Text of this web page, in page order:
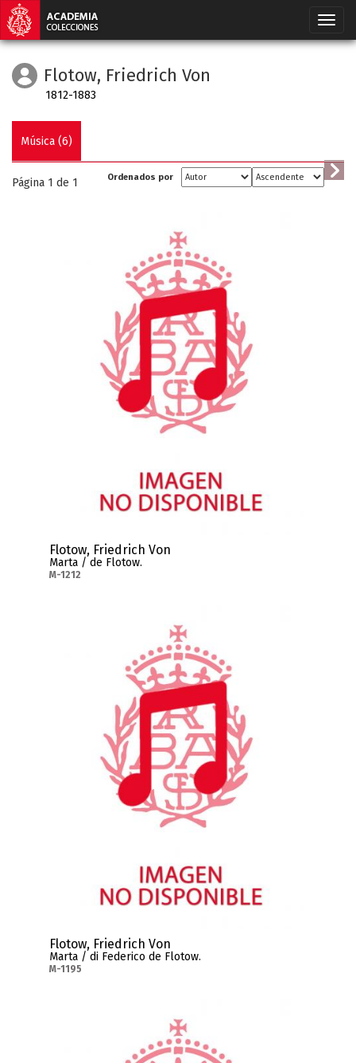
Flotow, Friedrich Von
1812-1883
Música (6)
Página 1 de 1 Ordenados por
Flotow, Friedrich Von
Marta / de Flotow.
M-1212
Flotow, Friedrich Von
Marta / di Federico de Flotow.
M-1195